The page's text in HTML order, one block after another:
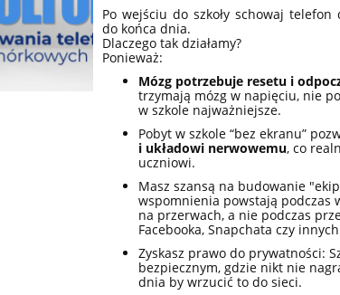
Po wejściu do szkoły schowaj
do końca dnia.
Dlaczego tak działamy?
Ponieważ:
Mózg potrzebuje resetu i
trzymają mózg w napięciu, nie
w szkole najważniejsze.
Pobyt w szkole “bez ekranu”
i układowi nerwowemu, co
uczniowi.
Masz szansą na budowanie
wspomnienia powstają podczas
na przerwach, a nie podczas
Facebooka, Snapchata czy
Zyskasz prawo do prywatności:
bezpiecznym, gdzie nikt nie
dnia by wrzucić to do sieci.